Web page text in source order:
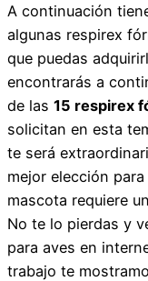
A continuación
algunas respirex
que puedas
encontrarás a
de las 15 respirex
solicitan en esta
te será
mejor elección
mascota requiere
No te lo pierdas y
para aves en
trabajo te